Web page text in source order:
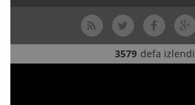
3579 defa izlendi